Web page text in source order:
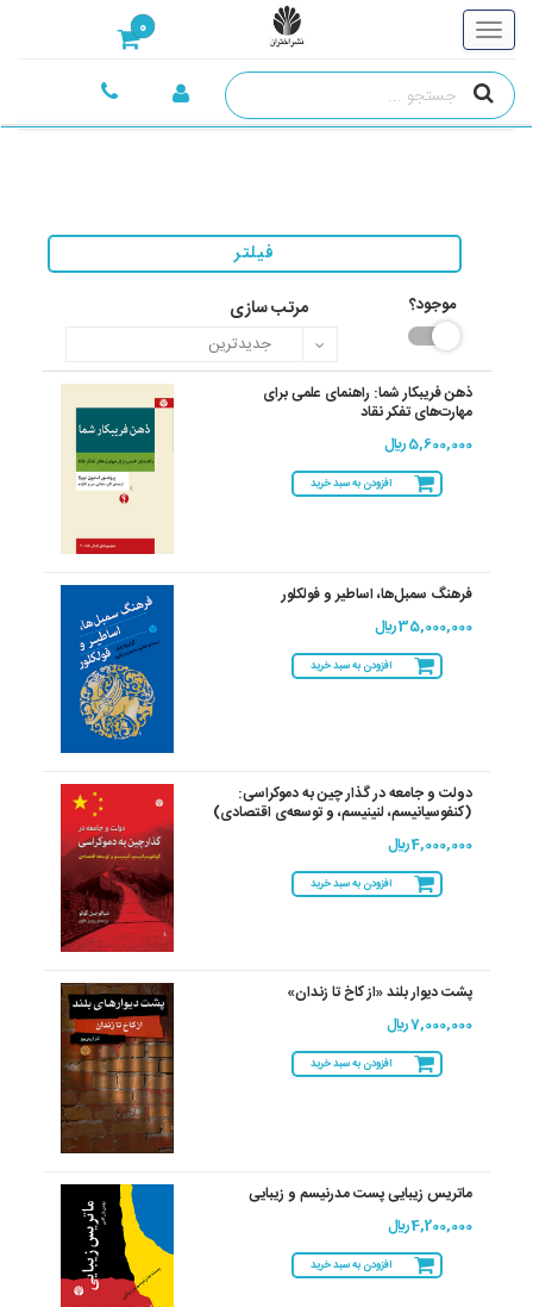
0
فیلتر
موجود؟ مرتب سازی
ذهن فریبکار شما: راهنمای علمی برای
مهارت‌های تفکر نقاد
5,600,000 ريال
افزودن به سبد خرید
فرهنگ سمبل‌ها، اساطیر و فولکلور
35,000,000 ريال
افزودن به سبد خرید
دولت و جامعه در گذار چین به دموکراسی:
(کنفوسیانیسم، لنینیسم، و توسعه‌ى اقتصادى)
4,000,000 ريال
افزودن به سبد خرید
پشت دیوار بلند «از کاخ تا زندان»
7,000,000 ريال
افزودن به سبد خرید
ماتریس زیبایی پست مدرنیسم و زیبایی
4,200,000 ريال
افزودن به سبد خرید